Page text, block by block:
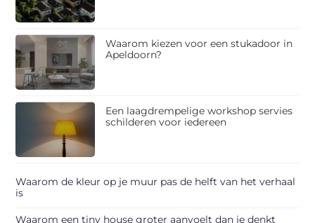
Waarom kiezen voor een stukadoor in
Apeldoorn?
Een laagdrempelige workshop servies
schilderen voor iedereen
Waarom de kleur op je muur pas de helft van het verhaal
is
Waarom een tiny house groter aanvoelt dan je denkt